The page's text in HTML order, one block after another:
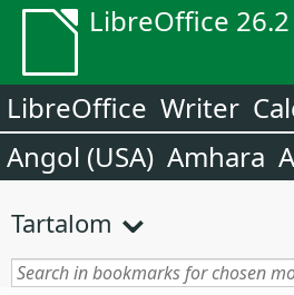
LibreOffice
LibreOffice Writer
Angol (USA) Amhara
Tartalom